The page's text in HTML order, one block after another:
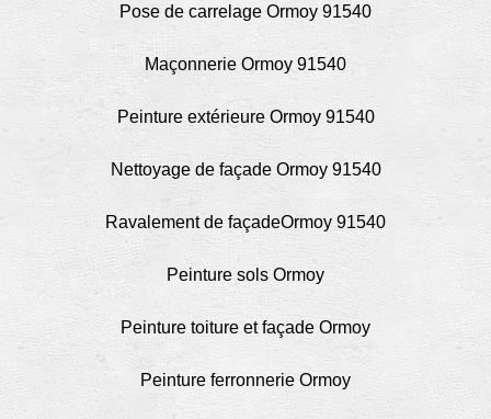
Pose de carrelage Ormoy 91540
Maçonnerie Ormoy 91540
Peinture extérieure Ormoy 91540
Nettoyage de façade Ormoy 91540
Ravalement de façadeOrmoy 91540
Peinture sols Ormoy
Peinture toiture et façade Ormoy
Peinture ferronnerie Ormoy